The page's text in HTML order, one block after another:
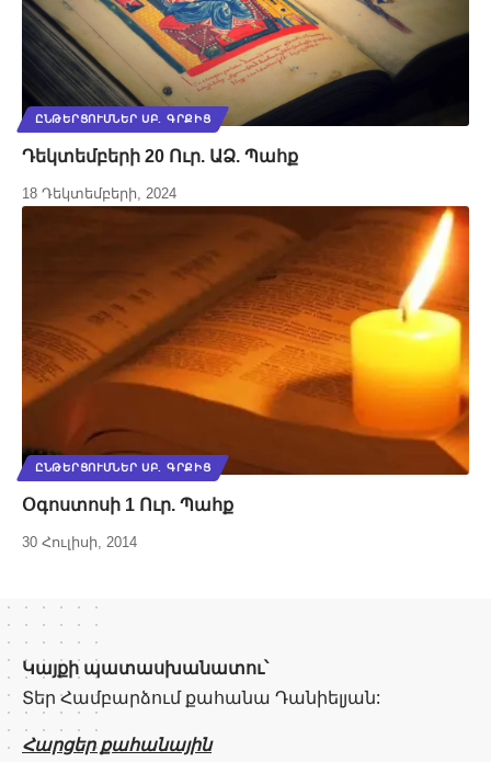
ԸՆԹԵՐՑՈՒՄՆԵՐ ՍԲ. ԳՐՔԻՑ
Դեկտեմբերի 20 Ուր. ԱՁ. Պահք
18 Դեկտեմբերի, 2024
ԸՆԹԵՐՑՈՒՄՆԵՐ ՍԲ. ԳՐՔԻՑ
Օգոստոսի 1 Ուր. Պահք
30 Հուլիսի, 2014
Կայքի պատասխանատու՝
Տեր Համբարձում քահանա Դանիելյան:
Հարցեր քահանային